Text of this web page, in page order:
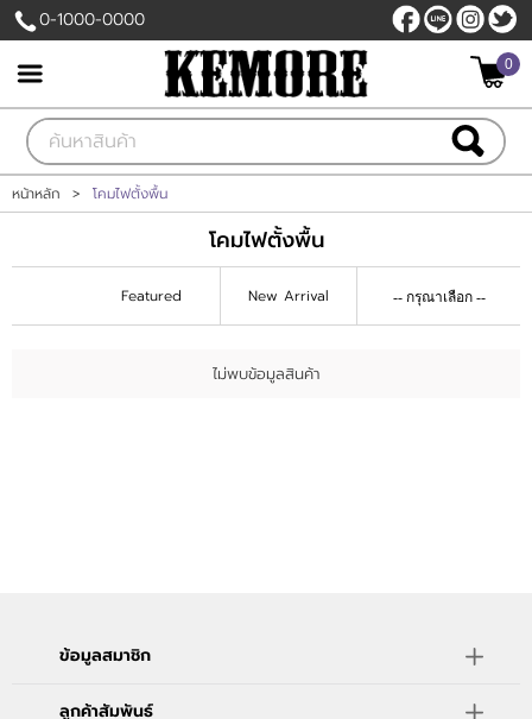
เข้าสู่ระบบ สมัครสมาชิก
สินค้าที่สนใจ( 0 )
0-1000-0000
0
หน้าหลัก > โคมไฟตั้งพื้น
โคมไฟตั้งพื้น
Featured New Arrival
ไม่พบข้อมูลสินค้า
ข้อมูลสมาชิก
ลูกค้าสัมพันธ์